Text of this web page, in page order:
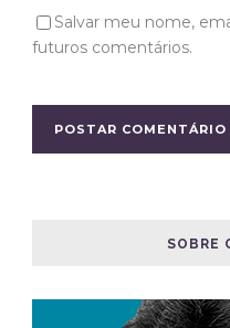
Salvar meu nome,
futuros comentários.
SOBRE